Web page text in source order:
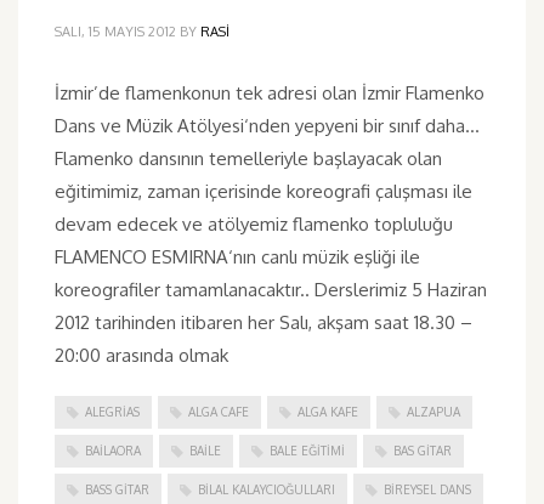
SALI, 15 MAYIS 2012 BY RASI
İzmir’de flamenkonun tek adresi olan İzmir Flamenko
Dans ve Müzik Atölyesi‘nden yepyeni bir sınıf daha…
Flamenko dansının temelleriyle başlayacak olan
eğitimimiz, zaman içerisinde koreografi çalışması ile
devam edecek ve atölyemiz flamenko topluluğu
FLAMENCO ESMIRNA‘nın canlı müzik eşliği ile
koreografiler tamamlanacaktır.. Derslerimiz 5 Haziran
2012 tarihinden itibaren her Salı, akşam saat 18.30 –
20:00 arasında olmak
ALEGRIAS ALGA CAFE ALGA KAFE ALZAPUA
BAILAORA BAILE BALE EĞITIMI BAS GITAR
BASS GITAR BILAL KALAYCIOĞULLARI BIREYSEL DANS